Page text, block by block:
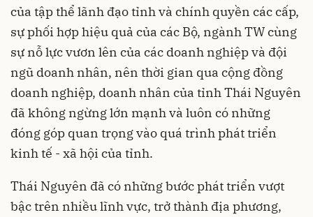
của tập thể lãnh đạo tỉnh và chính quyền các cấp,
sự phối hợp hiệu quả của các Bộ, ngành TW cùng
sự nỗ lực vươn lên của các doanh nghiệp và đội
ngũ doanh nhân, nên thời gian qua cộng đồng
doanh nghiệp, doanh nhân của tỉnh Thái Nguyên
đã không ngừng lớn mạnh và luôn có những
đóng góp quan trọng vào quá trình phát triển
kinh tế - xã hội của tỉnh.
Thái Nguyên đã có những bước phát triển vượt
bậc trên nhiều lĩnh vực, trở thành địa phương,